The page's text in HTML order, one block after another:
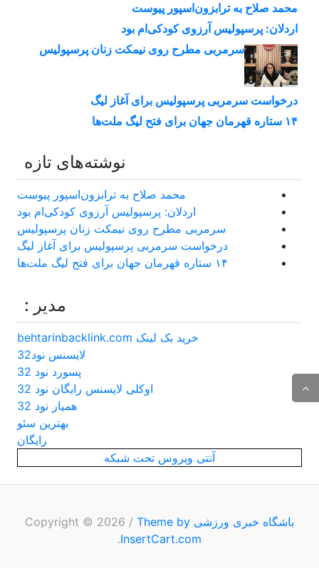
محمد صلاح به ترابزون‌اسپور پیوست
اردلان: پرسپولیس آرزوی کودکی‌ام بود
سرمربی مطرح روی نیمکت زنان پرسپولیس
درخواست سرمربی پرسپولیس برای آغاز لیگ
۱۴ ستاره قهرمان جهان برای فتح لیگ ملت‌ها
نوشته‌های تازه
محمد صلاح به ترابزون‌اسپور پیوست
اردلان: پرسپولیس آرزوی کودکی‌ام بود
سرمربی مطرح روی نیمکت زنان پرسپولیس
درخواست سرمربی پرسپولیس برای آغاز لیگ
۱۴ ستاره قهرمان جهان برای فتح لیگ ملت‌ها
مدیر :
خرید بک لینک behtarinbacklink.com
لایسنس نود32
پسورد نود 32
اوکلی لایسنس رایگان نود 32
همیار نود 32
بهترین سئو
رایگان
آنتی ویروس تحت شبکه
باشگاه خبری ورزشی / Theme by
InsertCart.com
.